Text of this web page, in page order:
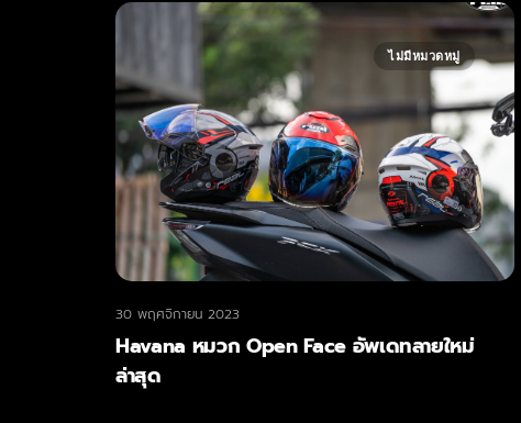
ไม่มีหมวดหมู่
30 พฤศจิกายน 2023
Havana หมวก Open Face อัพเดทลายใหม่
ล่าสุด